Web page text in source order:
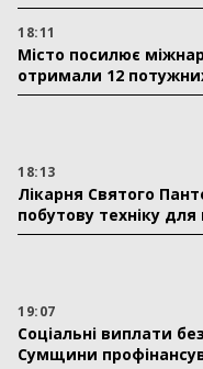
18:11
Місто посилює
отримали 12
18:13
Лікарня Святого
побутову техніку
19:07
Соціальні виплати
Сумщини